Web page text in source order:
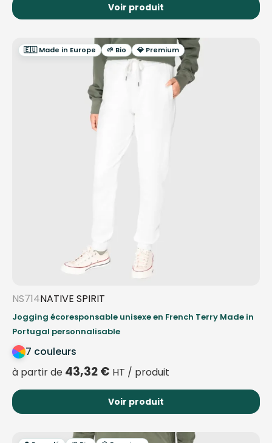
Voir produit
🇪🇺 Made in Europe 🌱 Bio 💎 Premium
NS714NATIVE SPIRIT
Jogging écoresponsable unisexe en French Terry Made in
Portugal personnalisable
7 couleurs
à partir de 43,32€ HT / produit
Voir produit